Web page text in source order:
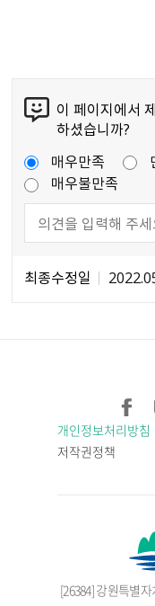
이 페이지에서
하셨습니까?
매우만족
매우불만족
최종수정일
개인정보처리방침
저작권정책
[26384] 강원특별